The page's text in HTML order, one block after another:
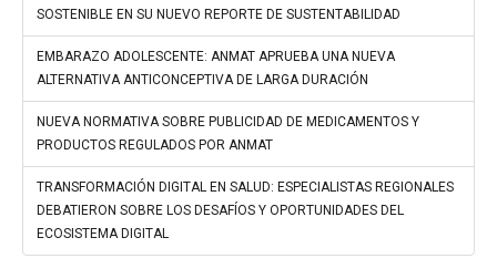
SOSTENIBLE EN SU NUEVO REPORTE DE SUSTENTABILIDAD
EMBARAZO ADOLESCENTE: ANMAT APRUEBA UNA NUEVA
ALTERNATIVA ANTICONCEPTIVA DE LARGA DURACIÓN
NUEVA NORMATIVA SOBRE PUBLICIDAD DE MEDICAMENTOS Y
PRODUCTOS REGULADOS POR ANMAT
TRANSFORMACIÓN DIGITAL EN SALUD: ESPECIALISTAS REGIONALES
DEBATIERON SOBRE LOS DESAFÍOS Y OPORTUNIDADES DEL
ECOSISTEMA DIGITAL